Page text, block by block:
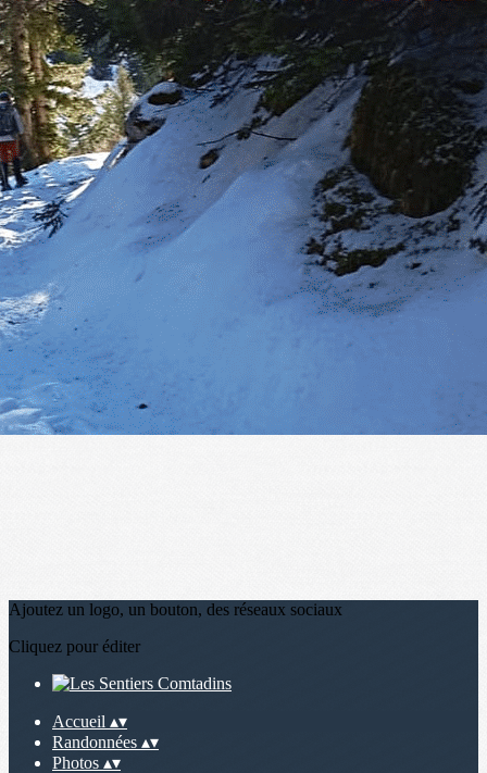
Exporter les lignes sélectionnées
Exporter toutes les colonnes
Exporter uniquement les colonnes affichées
Menu
?>
Images de la page d'accueil
Cliquez pour éditer
Ajoutez un logo, un bouton, des réseaux sociaux
Cliquez pour éditer
Accueil ▴▾
Randonnées ▴▾
Photos ▴▾